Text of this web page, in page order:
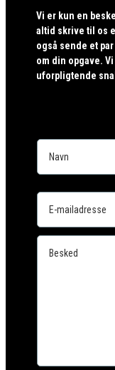
Vi er kun en
altid skrive til os
også sende et
om din opgave.
uforpligtende